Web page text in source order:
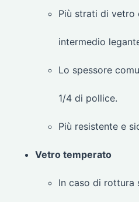
Più strati di vetro
intermedio
Lo spessore
1/4 di pollice.
Più resistente e
Vetro temperato
In caso di rottura